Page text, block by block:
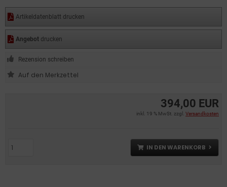
394,00 EUR
inkl. 19 % MwSt. zzgl. Versandkosten
IN DEN WARENKORB
Artikeldatenblatt drucken
Angebot drucken
Rezension schreiben